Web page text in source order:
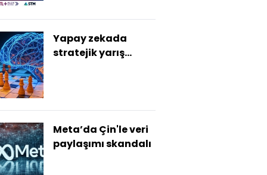
Yapay zekada
stratejik yarış
Meta’da Çin'le veri
paylaşımı skandalı